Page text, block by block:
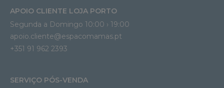
APOIO CLIENTE LOJA PORTO
Segunda a Domingo 10:00 › 19:00
apoio.cliente@espacomamas.pt
+351 91 962 2393
SERVIÇO PÓS-VENDA